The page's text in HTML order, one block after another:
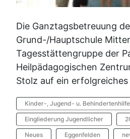
Die Ganztagsbetreuung
Grund-/Hauptschule
Tagesstättengruppe der
Heilpädagogischen
Stolz auf ein erfolgreiches
Kinder-, Jugend- u. Behindertenhilfe
Eingliederung Jugendlicher
Neues Eggenfelden